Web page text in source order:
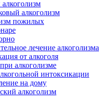
алкоголизм
пожилых
лечение алкоголизма
от алкоголя
алкоголизме
интоксикации
на дому
алкоголизм